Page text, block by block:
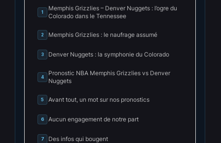
1
Memphis Grizzlies – Denver Nuggets : l’ogre du
Colorado dans le Tennessee
2 Memphis Grizzlies : le naufrage assumé
3 Denver Nuggets : la symphonie du Colorado
4
Pronostic NBA Memphis Grizzlies vs Denver
Nuggets
5 Avant tout, un mot sur nos pronostics
6 Aucun engagement de notre part
7 Des infos qui bougent